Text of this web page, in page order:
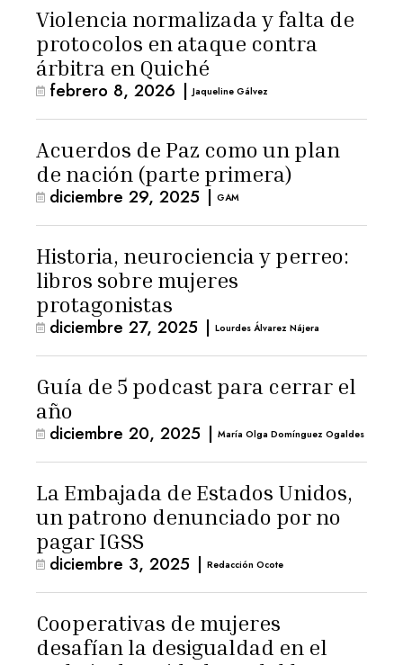
Violencia normalizada y falta de
protocolos en ataque contra
árbitra en Quiché
febrero 8, 2026 | Jaqueline Gálvez
Acuerdos de Paz como un plan
de nación (parte primera)
diciembre 29, 2025 | GAM
Historia, neurociencia y perreo:
libros sobre mujeres
protagonistas
diciembre 27, 2025 | Lourdes Álvarez Nájera
Guía de 5 podcast para cerrar el
año
diciembre 20, 2025 | María Olga Domínguez Ogaldes
La Embajada de Estados Unidos,
un patrono denunciado por no
pagar IGSS
diciembre 3, 2025 | Redacción Ocote
Cooperativas de mujeres
desafían la desigualdad en el